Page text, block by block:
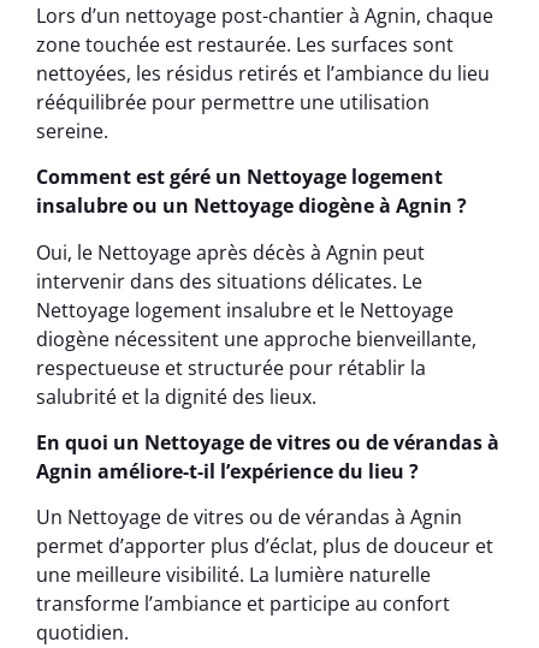
Lors d’un nettoyage post-chantier à Agnin, chaque
zone touchée est restaurée. Les surfaces sont
nettoyées, les résidus retirés et l’ambiance du lieu
rééquilibrée pour permettre une utilisation
sereine.
Comment est géré un Nettoyage logement
insalubre ou un Nettoyage diogène à Agnin ?
Oui, le Nettoyage après décès à Agnin peut
intervenir dans des situations délicates. Le
Nettoyage logement insalubre et le Nettoyage
diogène nécessitent une approche bienveillante,
respectueuse et structurée pour rétablir la
salubrité et la dignité des lieux.
En quoi un Nettoyage de vitres ou de vérandas à
Agnin améliore-t-il l’expérience du lieu ?
Un Nettoyage de vitres ou de vérandas à Agnin
permet d’apporter plus d’éclat, plus de douceur et
une meilleure visibilité. La lumière naturelle
transforme l’ambiance et participe au confort
quotidien.